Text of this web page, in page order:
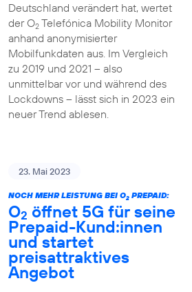
Deutschland verändert hat, wertet
der O2Telefónica Mobility Monitor
anhand anonymisierter
Mobilfunkdaten aus. Im Vergleich
zu 2019 und 2021 – also
unmittelbar vor und während des
Lockdowns – lässt sich in 2023 ein
neuer Trend ablesen.
23. Mai 2023
NOCH MEHR LEISTUNG BEI O2PREPAID:
O2 öffnet 5G für seine
Prepaid-Kund:innen
und startet
preisattraktives
Angebot